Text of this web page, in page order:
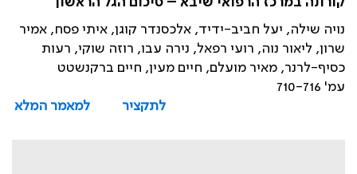
נויה שילה, יעל חביב-ידיד, אלכסנדר קוגן, איתי פסח, אמיר
שרון, ליאור נוה, רועי רפאל, נירה עבו, רוזה שוקי, רעות
כסיף-לרנר, מאיר מועלם, חיים מעין, חיים ברקנשטט
עמ' 710-716
לתקציר
למאמר המלא